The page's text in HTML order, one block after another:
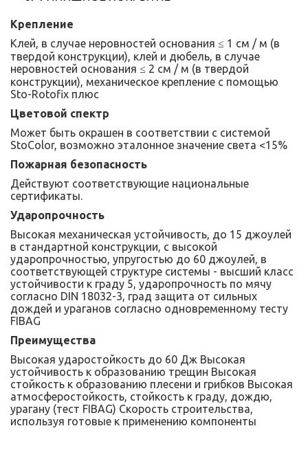
Крепление
Клей, в случае неровностей основания ≤ 1 см / м (в
твердой конструкции), клей и дюбель, в случае
неровностей основания ≤ 2 см / м (в твердой
конструкции), механическое крепление с помощью
Sto-Rotofix плюс
Цветовой спектр
Может быть окрашен в соответствии с системой
StoColor, возможно эталонное значение света <15%
Пожарная безопасность
Действуют соответствующие национальные
сертификаты.
Ударопрочность
Высокая механическая устойчивость, до 15 джоулей
в стандартной конструкции, с высокой
ударопрочностью, упругостью до 60 джоулей, в
соответствующей структуре системы - высший класс
устойчивости к граду 5, ударопрочность по мячу
согласно DIN 18032-3, град защита от сильных
дождей и ураганов согласно одновременному тесту
FIBAG
Преимущества
Высокая ударостойкость до 60 Дж Высокая
устойчивость к образованию трещин Высокая
стойкость к образованию плесени и грибков Высокая
атмосферостойкость, стойкость к граду, дождю,
урагану (тест FIBAG) Скорость строительства,
используя готовые к применению компоненты